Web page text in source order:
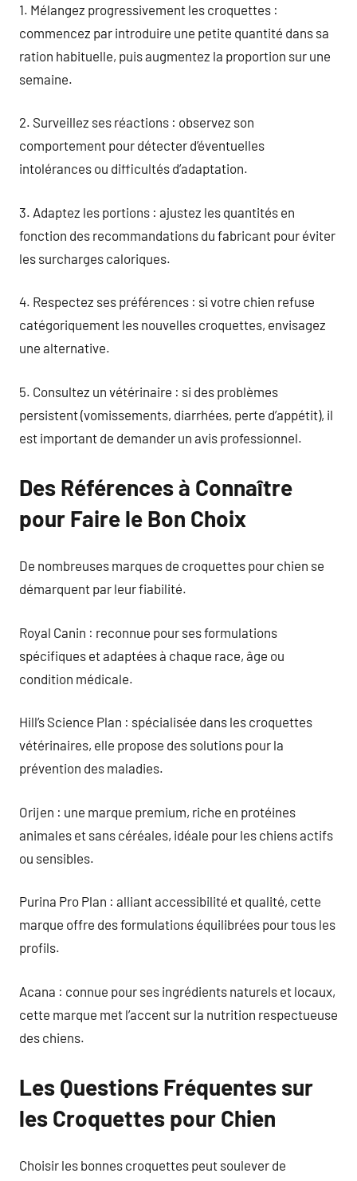
1. Mélangez progressivement les croquettes :
commencez par introduire une petite quantité dans sa
ration habituelle, puis augmentez la proportion sur une
semaine.
2. Surveillez ses réactions : observez son
comportement pour détecter d’éventuelles
intolérances ou difficultés d’adaptation.
3. Adaptez les portions : ajustez les quantités en
fonction des recommandations du fabricant pour éviter
les surcharges caloriques.
4. Respectez ses préférences : si votre chien refuse
catégoriquement les nouvelles croquettes, envisagez
une alternative.
5. Consultez un vétérinaire : si des problèmes
persistent (vomissements, diarrhées, perte d’appétit), il
est important de demander un avis professionnel.
Des Références à Connaître
pour Faire le Bon Choix
De nombreuses marques de croquettes pour chien se
démarquent par leur fiabilité.
Royal Canin : reconnue pour ses formulations
spécifiques et adaptées à chaque race, âge ou
condition médicale.
Hill’s Science Plan : spécialisée dans les croquettes
vétérinaires, elle propose des solutions pour la
prévention des maladies.
Orijen : une marque premium, riche en protéines
animales et sans céréales, idéale pour les chiens actifs
ou sensibles.
Purina Pro Plan : alliant accessibilité et qualité, cette
marque offre des formulations équilibrées pour tous les
profils.
Acana : connue pour ses ingrédients naturels et locaux,
cette marque met l’accent sur la nutrition respectueuse
des chiens.
Les Questions Fréquentes sur
les Croquettes pour Chien
Choisir les bonnes croquettes peut soulever de